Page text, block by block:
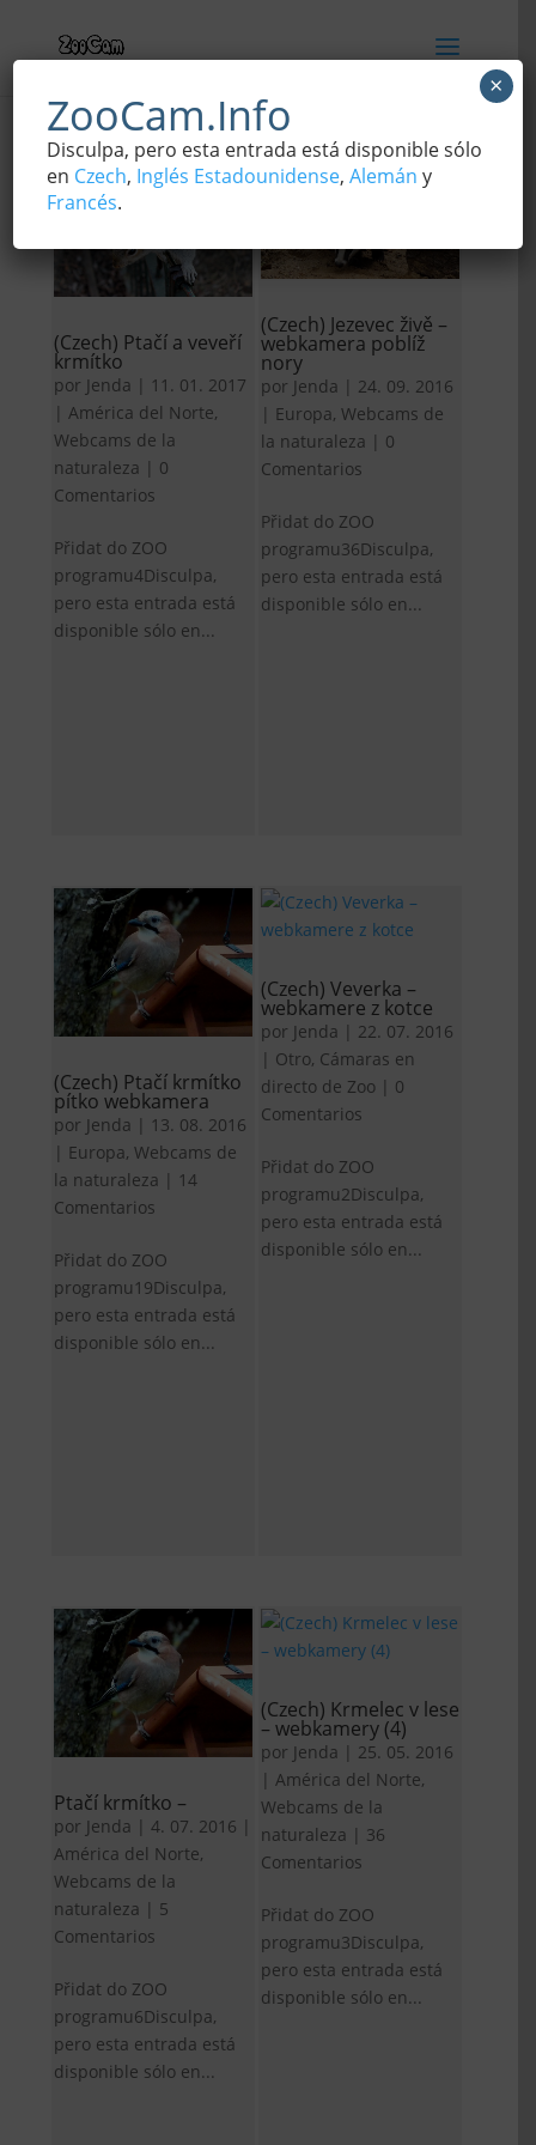
(Czech) Ptačí a veveří
krmítko
por Jenda | 11. 01. 2017
|América del Norte,
Webcams de la
naturaleza | 0
Comentarios
Přidat do ZOO
programu4Disculpa,
pero esta entrada está
disponible sólo en...
(Czech) Jezevec živě –
webkamera poblíž
nory
por Jenda | 24. 09. 2016
| Europa,Webcams de
la naturaleza | 0
Comentarios
Přidat do ZOO
programu36Disculpa,
pero esta entrada está
disponible sólo en...
(Czech) Ptačí krmítko
pítko webkamera
por Jenda | 13. 08. 2016
| Europa,Webcams de
la naturaleza | 14
Comentarios
Přidat do ZOO
programu19Disculpa,
pero esta entrada está
disponible sólo en...
(Czech) Veverka –
webkamere z kotce
por Jenda | 22. 07. 2016
| Otro, Cámaras en
directo de Zoo | 0
Comentarios
Přidat do ZOO
programu2Disculpa,
pero esta entrada está
disponible sólo en...
Ptačí krmítko –
por Jenda |4. 07. 2016 |
América del Norte,
Webcams de la
naturaleza | 5
Comentarios
Přidat do ZOO
programu6Disculpa,
pero esta entrada está
disponible sólo en...
(Czech) Krmelec v lese
– webkamery (4)
por Jenda | 25. 05. 2016
| América del Norte,
Webcams de la
naturaleza | 36
Comentarios
Přidat do ZOO
programu3Disculpa,
pero esta entrada está
disponible sólo en...
ZooCam.Info
Disculpa, pero esta entrada está disponible sólo
en Czech, Inglés Estadounidense, Alemán y
Francés.
×